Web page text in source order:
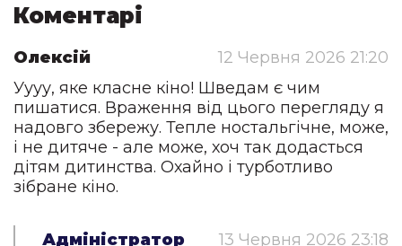
Коментарі
Олексій
12 Червня 2026 21:20
Уууу, яке класне кіно! Шведам є чим
пишатися. Враження від цього перегляду я
надовго збережу. Тепле ностальгічне, може,
і не дитяче - але може, хоч так додасться
дітям дитинства. Охайно і турботливо
зібране кіно.
Адміністратор 13 Червня 2026 23:18